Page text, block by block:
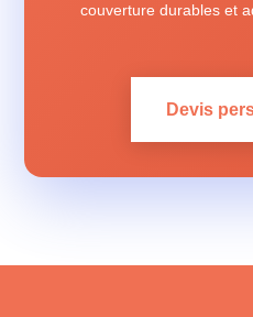
couverture durables et
Devis